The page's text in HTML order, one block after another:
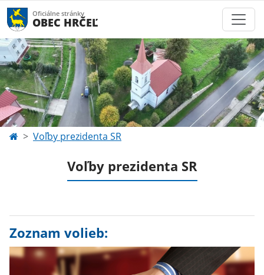
Oficiálne stránky
OBEC HRČEĽ
Voľby prezidenta SR
Voľby prezidenta SR
Zoznam volieb: